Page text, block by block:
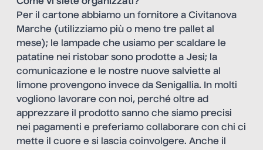
Per il cartone abbiamo un fornitore a Civitanova
Marche (utilizziamo più o meno tre pallet al
mese); le lampade che usiamo per scaldare le
patatine nei ristobar sono prodotte a Jesi; la
comunicazione e le nostre nuove salviette al
limone provengono invece da Senigallia. In molti
vogliono lavorare con noi, perché oltre ad
apprezzare il prodotto sanno che siamo precisi
nei pagamenti e preferiamo collaborare con chi ci
mette il cuore e si lascia coinvolgere. Anche il